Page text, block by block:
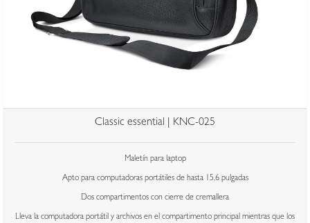
Classic essential | KNC-025
Maletín para laptop
Apto para computadoras portátiles de hasta 15,6 pulgadas
Dos compartimentos con cierre de cremallera
Lleva la computadora portátil y archivos en el compartimento principal mientras que los